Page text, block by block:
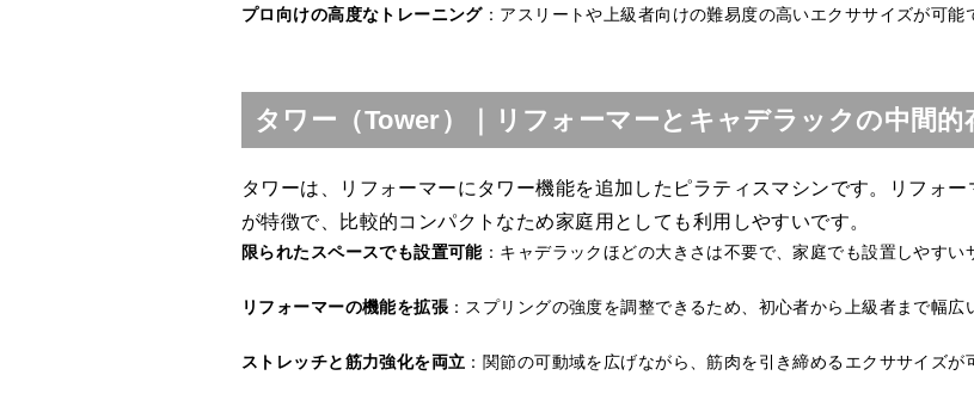
プロ向けの高度なトレーニング：アスリートや上級者向けの難易度の高いエクササイズが可能
タワー（Tower）｜リフォーマーとキャデラックの中間的
タワーは、リフォーマーにタワー機能を追加したピラティスマシンです。リフォ
が特徴で、比較的コンパクトなため家庭用としても利用しやすいです。
限られたスペースでも設置可能：キャデラックほどの大きさは不要で、家庭でも設置しやすい
リフォーマーの機能を拡張 ：スプリングの強度を調整できるため、初心者から上級者まで幅広
ストレッチと筋力強化を両立 ：関節の可動域を広げながら、筋肉を引き締めるエクササイズが